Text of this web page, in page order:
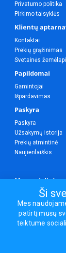
Privatumo politika
Pirkimo taisyklės
Klientų
Kontaktai
Prekių grąžinimas
Svetainės
Papildomai
Gamintojai
Išpardavimas
Paskyra
Paskyra
Užsakymų istorija
Prekių atmintinė
Naujienlaiškis
Mes
Visos teisės
Sporto ir
Ši
Mes
patirtį mūsų
teiktume